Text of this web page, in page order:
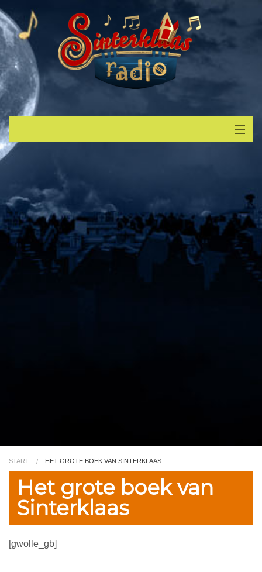
Muziek
Verzoek
Video
START HET GROTE BOEK VAN SINTERKLAAS
Het grote boek van
Sinterklaas
[gwolle_gb]